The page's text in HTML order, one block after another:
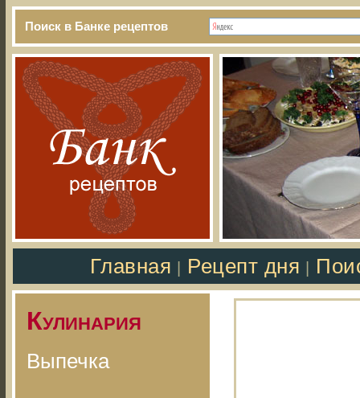
Поиск в Банке рецептов
Главная Рецепт дня
Кулинария
Выпечка